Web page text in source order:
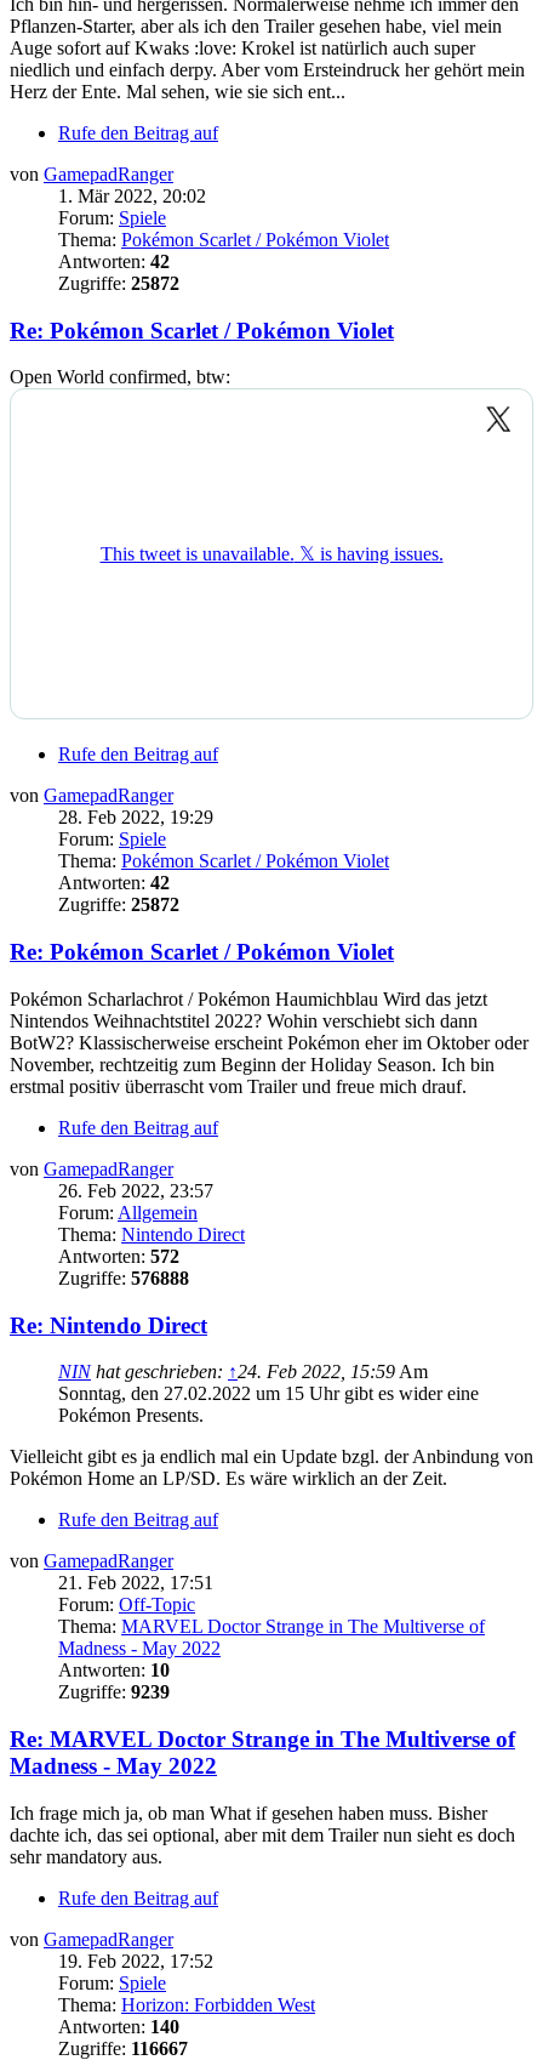
Ich bin hin- und hergerissen. Normalerweise nehme ich immer den
Pflanzen-Starter, aber als ich den Trailer gesehen habe, viel mein
Auge sofort auf Kwaks :love: Krokel ist natürlich auch super
niedlich und einfach derpy. Aber vom Ersteindruck her gehört mein
Herz der Ente. Mal sehen, wie sie sich ent...
Rufe den Beitrag auf
von GamepadRanger
1. Mär 2022, 20:02
Forum: Spiele
Thema: Pokémon Scarlet / Pokémon Violet
Antworten: 42
Zugriffe: 25872
Re: Pokémon Scarlet / Pokémon Violet
Open World confirmed, btw:
Rufe den Beitrag auf
von GamepadRanger
28. Feb 2022, 19:29
Forum: Spiele
Thema: Pokémon Scarlet / Pokémon Violet
Antworten: 42
Zugriffe: 25872
Re: Pokémon Scarlet / Pokémon Violet
Pokémon Scharlachrot / Pokémon Haumichblau Wird das jetzt
Nintendos Weihnachtstitel 2022? Wohin verschiebt sich dann
BotW2? Klassischerweise erscheint Pokémon eher im Oktober oder
November, rechtzeitig zum Beginn der Holiday Season. Ich bin
erstmal positiv überrascht vom Trailer und freue mich drauf.
Rufe den Beitrag auf
von GamepadRanger
26. Feb 2022, 23:57
Forum: Allgemein
Thema: Nintendo Direct
Antworten: 572
Zugriffe: 576888
Re: Nintendo Direct
NINhat geschrieben: ↑24. Feb 2022, 15:59 Am
Sonntag, den 27.02.2022 um 15 Uhr gibt es wider eine
Pokémon Presents.
Vielleicht gibt es ja endlich mal ein Update bzgl. der Anbindung von
Pokémon Home an LP/SD. Es wäre wirklich an der Zeit.
Rufe den Beitrag auf
von GamepadRanger
21. Feb 2022, 17:51
Forum: Off-Topic
Thema: MARVEL Doctor Strange in The Multiverse of
Madness - May 2022
Antworten: 10
Zugriffe: 9239
Re: MARVEL Doctor Strange in The Multiverse of
Madness - May 2022
Ich frage mich ja, ob man What ifgesehen haben muss. Bisher
dachte ich, das sei optional, aber mit dem Trailer nun sieht es doch
sehr mandatory aus.
Rufe den Beitrag auf
von GamepadRanger
19. Feb 2022, 17:52
Forum: Spiele
Thema: Horizon: Forbidden West
Antworten: 140
Zugriffe: 116667